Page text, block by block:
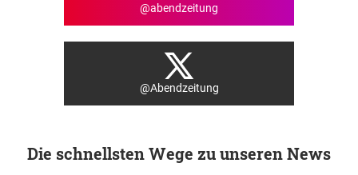
@abendzeitung
@Abendzeitung
Die schnellsten Wege zu unseren News